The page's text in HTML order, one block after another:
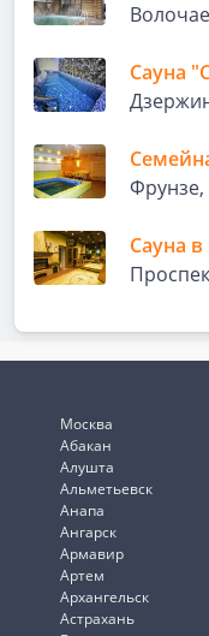
Сауна
Фрунзе,
Сауна
Москва
Абакан
Алушта
Альметьевск
Анапа
Ангарск
Армавир
Артем
Архангельск
Астрахань